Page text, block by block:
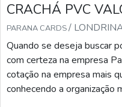
CRACHÁ PVC
PARANA CARDS/
Quando se deseja buscar
com certeza na empresa
cotação na empresa mais
conhecendo a organização